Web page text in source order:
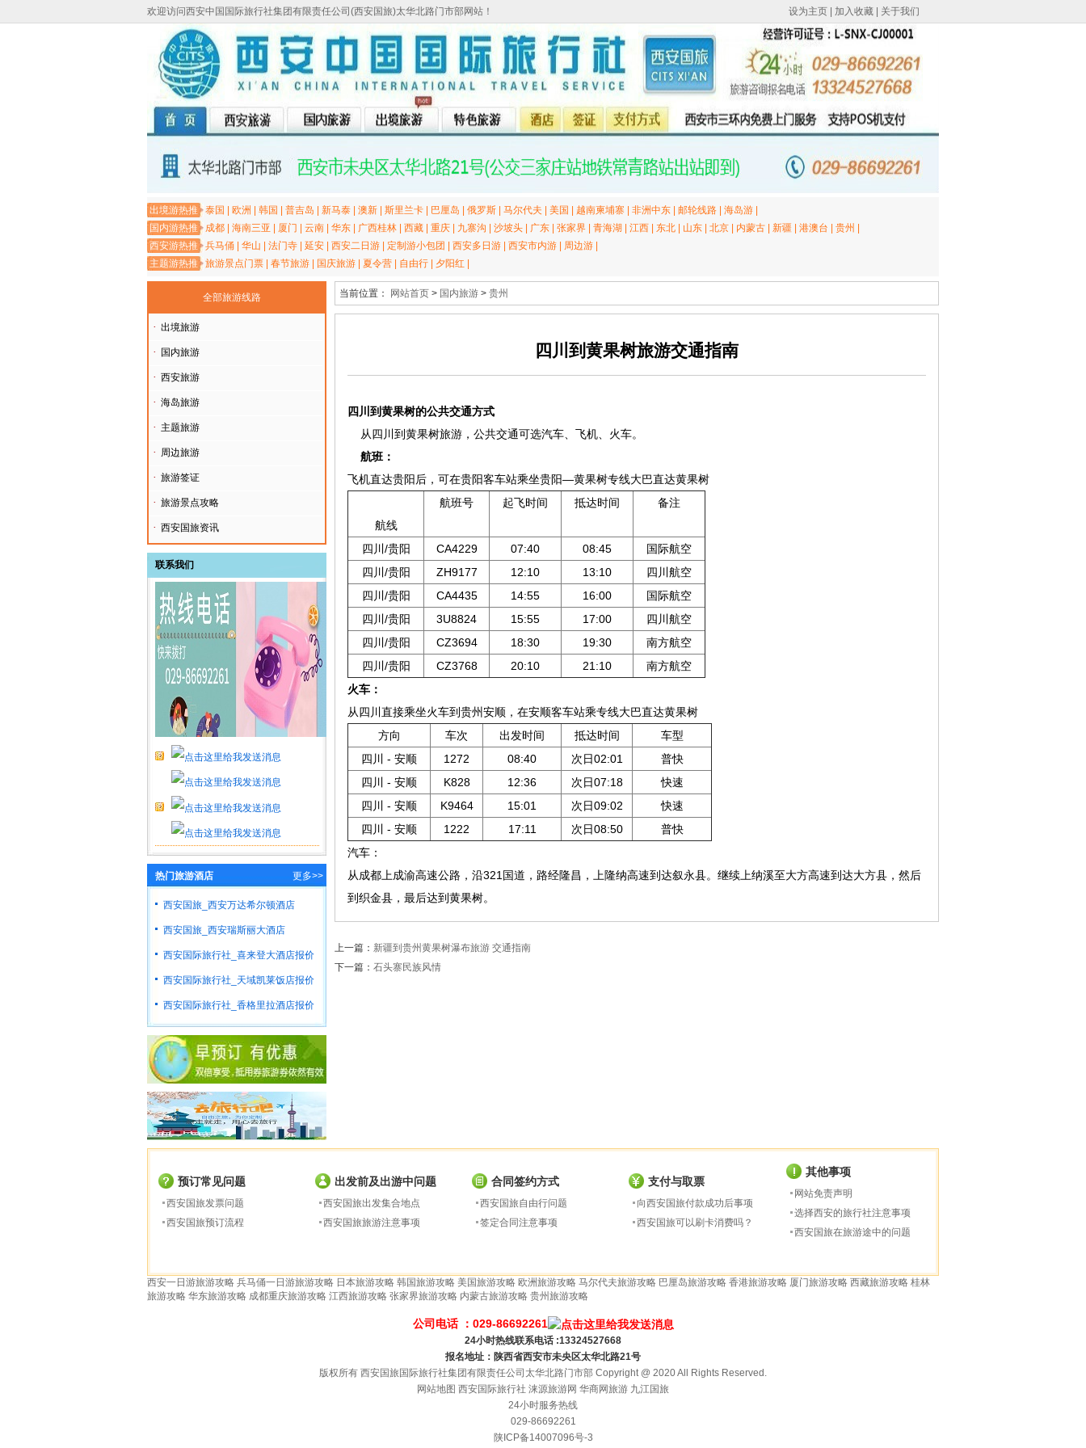
欢迎访问西安中国国际旅行社集团有限责任公司(西安国旅)太华北路门市部网站！ 设为主页 加入收藏 关于我们
出境游热推泰国 欧洲 韩国 普吉岛 新马泰 澳新 斯里兰卡 巴厘岛 俄罗斯 马尔代夫 美国 越南柬埔寨 非洲中东 邮轮线路 海岛游
国内游热推 成都 海南三亚 厦门 云南 华东 广西桂林 西藏 重庆 九寨沟 沙坡头 广东 张家界 青海湖 江西 东北 山东 北京 内蒙古 新疆 港澳台 贵州
西安游热推兵马俑 华山 法门寺 延安 西安二日游 定制游小包团 西安多日游 西安市内游 周边游
主题游热推旅游景点门票 春节旅游 国庆旅游 夏令营 自由行 夕阳红
全部旅游线路
· 出境旅游
· 国内旅游
· 西安旅游
· 海岛旅游
· 主题旅游
· 周边旅游
· 旅游签证
· 旅游景点攻略
· 西安国旅资讯
联系我们
热门旅游酒店 更多>>
西安国旅_西安万达希尔顿酒店
西安国旅_西安瑞斯丽大酒店
西安国际旅行社_喜来登大酒店报价
西安国际旅行社_天域凯莱饭店报价
西安国际旅行社_香格里拉酒店报价
当前位置： 网站首页 > 国内旅游 > 贵州
四川到黄果树旅游交通指南
四川到黄果树的公共交通方式
从四川到黄果树旅游，公共交通可选汽车、飞机、火车。
航班：
飞机直达贵阳后，可在贵阳客车站乘坐贵阳—黄果树专线大巴直达黄果树
航线
航班号 起飞时间 抵达时间 备注
四川/贵阳 CA4229 07:40 08:45
国际航空
四川/贵阳
ZH9177 12:10 13:10
四川航空
四川/贵阳
CA4435 14:55 16:00
国际航空
四川/贵阳
3U8824 15:55 17:00
四川航空
四川/贵阳
CZ3694 18:30 19:30
南方航空
四川/贵阳
CZ3768 20:10 21:10
南方航空
火车：
从四川直接乘坐火车到贵州安顺，在安顺客车站乘专线大巴直达黄果树
方向
车次 出发时间 抵达时间
车型
四川 - 安顺
1272 08:40 次日02:01
普快
四川 - 安顺
K828 12:36 次日07:18
快速
四川 - 安顺
K9464 15:01 次日09:02
快速
四川 - 安顺
1222 17:11 次日08:50
普快
汽车：
从成都上成渝高速公路，沿321国道，路经隆昌，上隆纳高速到达叙永县。继续上纳溪至大方高速到达大方县，然后
到织金县，最后达到黄果树。
上一篇： 新疆到贵州黄果树瀑布旅游 交通指南
下一篇： 石头寨民族风情
预订常见问题
西安国旅发票问题
西安国旅预订流程
出发前及出游中问题
西安国旅出发集合地点
西安国旅旅游注意事项
合同签约方式
西安国旅自由行问题
签定合同注意事项
支付与取票
向西安国旅付款成功后事项
西安国旅可以刷卡消费吗？
其他事项
网站免责声明
选择西安的旅行社注意事项
西安国旅在旅游途中的问题
西安一日游旅游攻略 兵马俑一日游旅游攻略 日本旅游攻略 韩国旅游攻略 美国旅游攻略 欧洲旅游攻略 马尔代夫旅游攻略 巴厘岛旅游攻略 香港旅游攻略 厦门旅游攻略 西藏旅游攻略 桂林
旅游攻略 华东旅游攻略 成都重庆旅游攻略 江西旅游攻略 张家界旅游攻略 内蒙古旅游攻略 贵州旅游攻略
公司电话 ：029-86692261
24小时热线联系电话 :13324527668
报名地址：陕西省西安市未央区太华北路21号
版权所有 西安国旅国际旅行社集团有限责任公司太华北路门市部 Copyright @ 2020 All Rights Reserved.
网站地图 西安国际旅行社 涞源旅游网 华商网旅游 九江国旅
24小时服务热线
029-86692261
陕ICP备14007096号-3